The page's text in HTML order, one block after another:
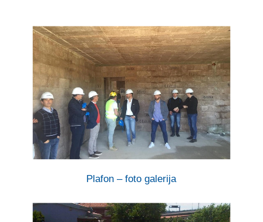
Plafon – foto galerija